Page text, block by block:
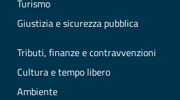
Turismo
Giustizia e sicurezza pubblica
Tributi, finanze e contravvenzioni
Cultura e tempo libero
Ambiente